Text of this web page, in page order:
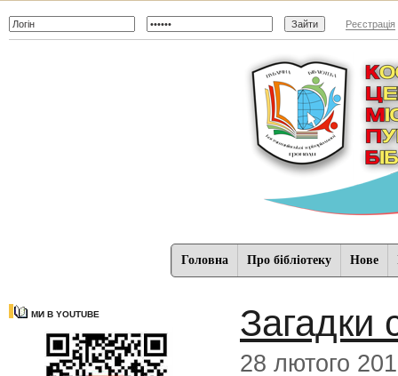
Реєстрація
Головна Про бібліотеку Нове
МИ В YOUTUBE Загадки
28 лютого